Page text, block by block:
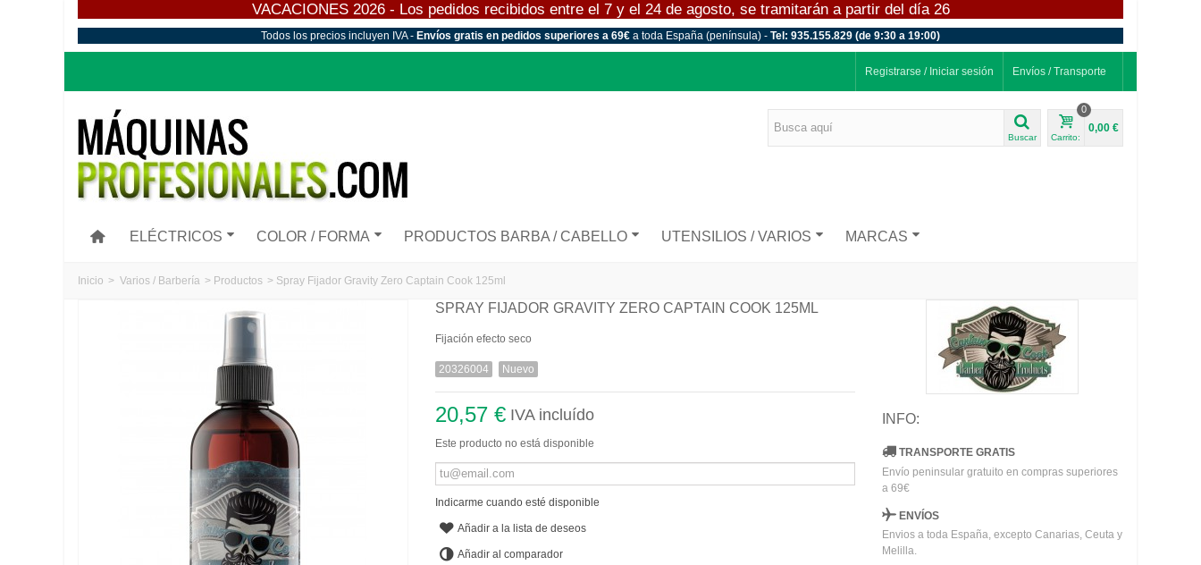
VACACIONES 2026 - Los pedidos recibidos entre el 7 y el 24 de agosto, se tramitarán a partir del día 26
Todos los precios incluyen IVA - Envíos gratis en pedidos superiores a 69€ a toda España (península) - Tel: 935.155.829 (de 9:30 a 19:00)
Envíos / Transporte
Registrarse / Iniciar sesión
Buscar Carrito:
0
0,00 €
ELÉCTRICOS COLOR / FORMA PRODUCTOS BARBA / CABELLO UTENSILIOS / VARIOS MARCAS
Inicio > Varios / Barbería > Productos > Spray Fijador Gravity Zero Captain Cook 125ml
SPRAY FIJADOR GRAVITY ZERO CAPTAIN COOK 125ML
Fijación efecto seco
20326004 Nuevo
20,57 € IVA incluído
Este producto no está disponible
Indicarme cuando esté disponible
Añadir a la lista de deseos
Añadir al comparador
INFO:
TRANSPORTE GRATIS
Envío peninsular gratuito en compras superiores
a 69€
ENVÍOS
Envios a toda España, excepto Canarias, Ceuta y
Melilla.